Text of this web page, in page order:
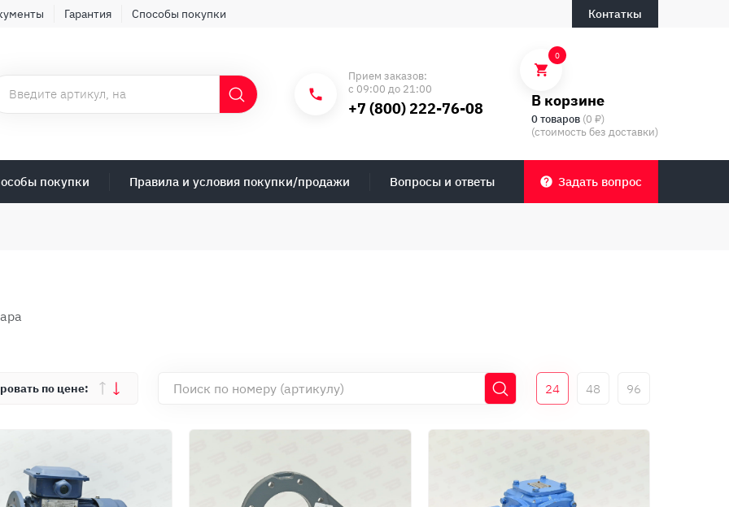
Гарантия Способы покупки Контаткы
Прием заказов:
с 09:00 до 21:00
+7 (800) 222-76-08
0
В корзине
0 товаров (0 ₽)
(стоимость без доставки)
покупки Правила и условия покупки/продажи Вопросы и ответы Задать вопрос
24 48 96